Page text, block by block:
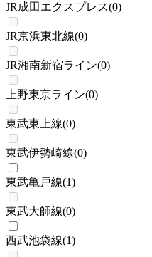
JR成田エクスプレス(0)
JR京浜東北線(0)
JR湘南新宿ライン(0)
上野東京ライン(0)
東武東上線(0)
東武伊勢崎線(0)
東武亀戸線(1)
東武大師線(0)
西武池袋線(1)